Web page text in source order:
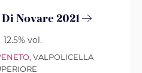
Novare 2021
12.5% vol.
, VALPOLICELLA